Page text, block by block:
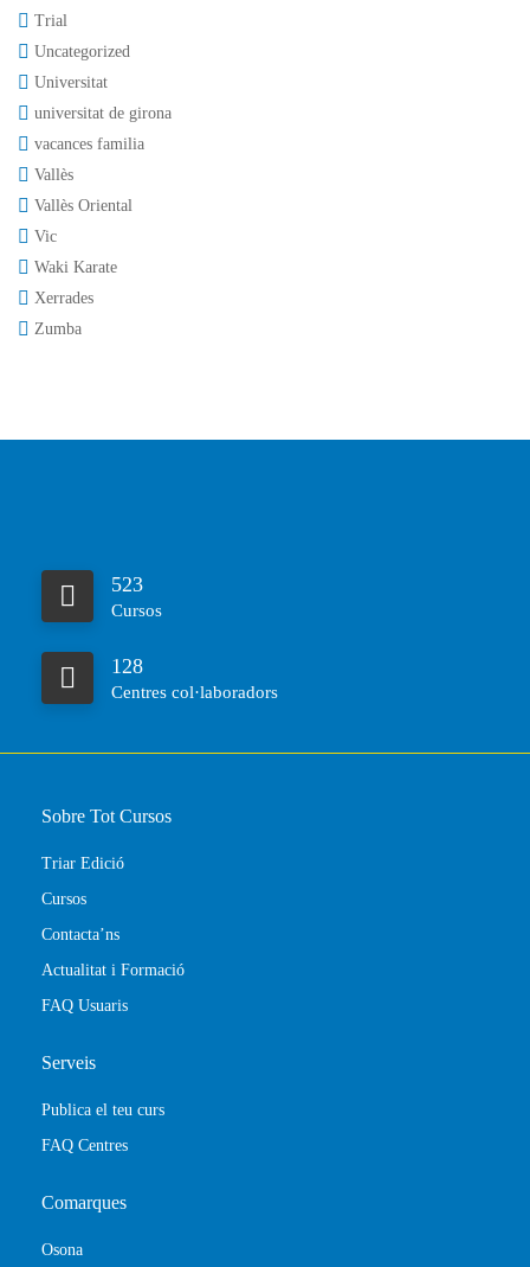
Trial
Uncategorized
Universitat
universitat de girona
vacances familia
Vallès
Vallès Oriental
Vic
Waki Karate
Xerrades
Zumba
523
Cursos
128
Centres col·laboradors
Sobre Tot Cursos
Triar Edició
Cursos
Contacta’ns
Actualitat i Formació
FAQ Usuaris
Serveis
Publica el teu curs
FAQ Centres
Comarques
Osona